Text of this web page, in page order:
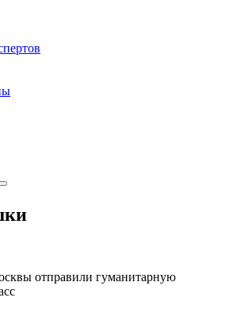
отправили гуманитарную